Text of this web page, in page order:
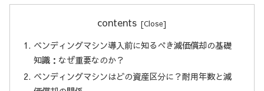
contents
ベンディングマシン導入前に知るべき減価償却の基礎
知識：なぜ重要なのか？
ベンディングマシンはどの資産区分に？耐用年数と減